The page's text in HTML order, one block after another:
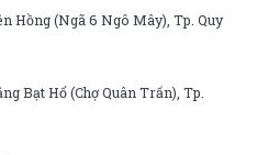
Hồng (Ngã 6 Ngô Mây), Tp. Quy
Bạt Hổ (Chợ Quân Trấn), Tp.